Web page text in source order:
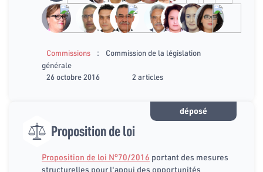
Commissions :
Commission de la législation
générale
26 octobre 2016
2 articles
déposé
Proposition de loi
Proposition de loi N°70/2016 portant des mesures
structurelles pour l'appui des opportunités